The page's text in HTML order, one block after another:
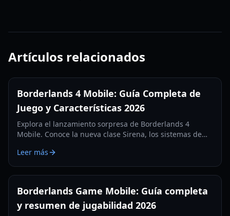
Artículos relacionados
Borderlands 4 Mobile: Guía Completa de
Juego y Características 2026
Explora el lanzamiento sorpresa de Borderlands 4
Mobile. Conoce la nueva clase Sirena, los sistemas de
guía exhaustiva de 2026.
Leer más
Borderlands Game Mobile: Guía completa
y resumen de jugabilidad 2026